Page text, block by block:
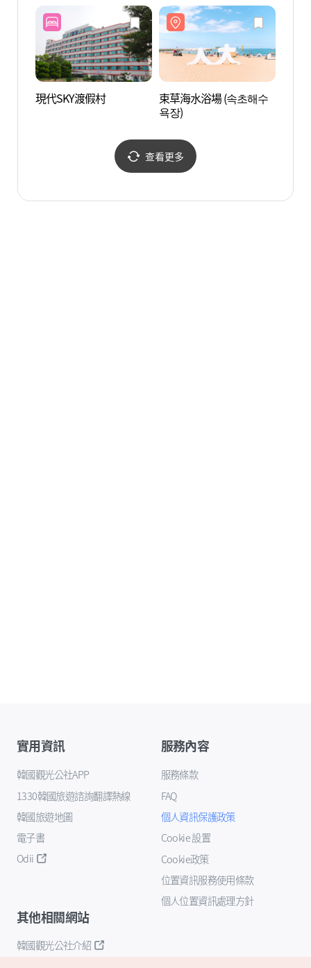
現代SKY渡假村
束草海水浴場 (속초해수
욕장)
查看更多
實用資訊
韓國觀光公社APP
1330韓國旅遊諮詢翻譯熱線
韓國旅遊地圖
電子書
Odii
服務內容
服務條款
FAQ
個人資訊保護政策
Cookie 設置
Cookie政策
位置資訊服務使用條款
個人位置資訊處理方針
其他相關網站
韓國觀光公社介紹